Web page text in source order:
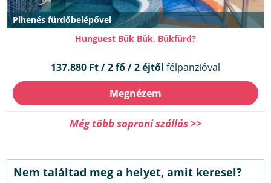
Pihenés fürdőbelépővel
Hunguest Bük Bük, Bükfürd?
137.880 Ft / 2 fő / 2 éjtől félpanzióval
Megnézem
Még több soproni szállás >>
Nem találtad meg a helyet, amit keresel?